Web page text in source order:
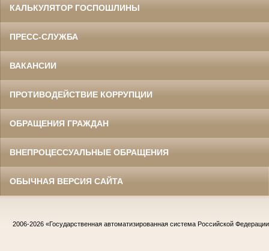
КАЛЬКУЛЯТОР ГОСПОШЛИНЫ
ПРЕСС-СЛУЖБА
ВАКАНСИИ
ПРОТИВОДЕЙСТВИЕ КОРРУПЦИИ
ОБРАЩЕНИЯ ГРАЖДАН
ВНЕПРОЦЕССУАЛЬНЫЕ ОБРАЩЕНИЯ
ОБЫЧНАЯ ВЕРСИЯ САЙТА
2006-2026 «Государственная автоматизированная система Российской